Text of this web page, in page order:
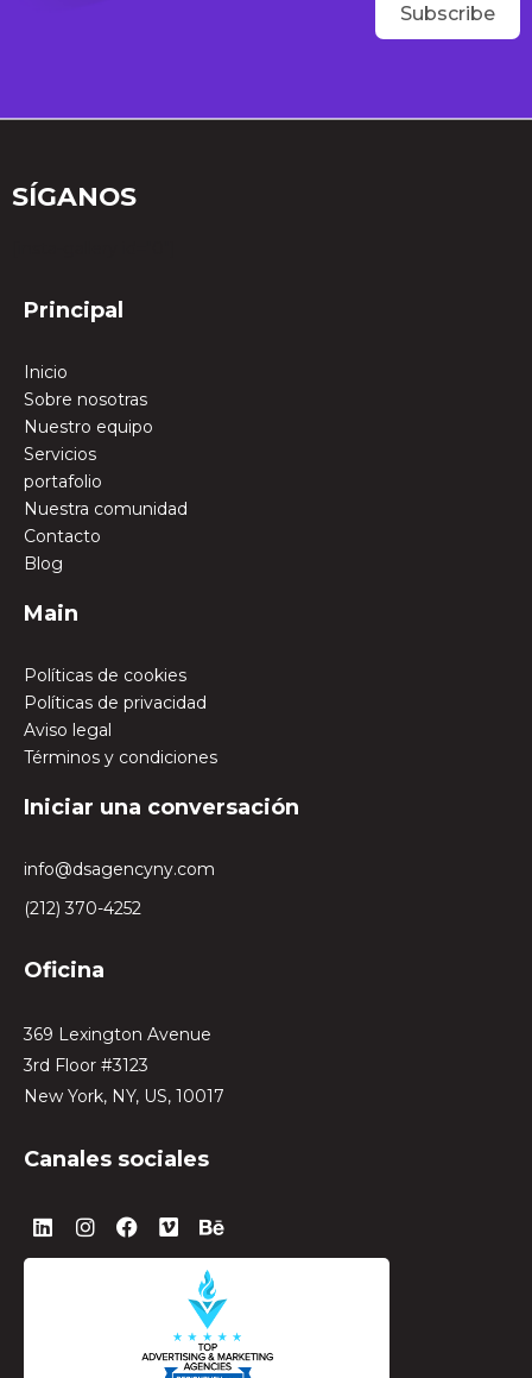
Subscribe
SÍGANOS
Principal
Inicio
Sobre nosotras
Nuestro equipo
Servicios
portafolio
Nuestra comunidad
Contacto
Blog
Main
Políticas de cookies
Políticas de privacidad
Aviso legal
Términos y condiciones
Iniciar una conversación
info@dsagencyny.com
(212) 370-4252
Oficina
369 Lexington Avenue
3rd Floor #3123
New York, NY, US, 10017
Canales sociales
L
i
n
I
n
s
F
a
c
V
i
m
B
e
h
a
n
c
e